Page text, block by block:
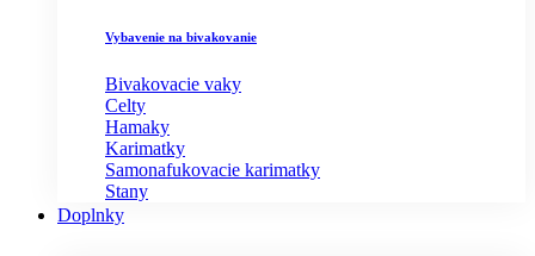
Vybavenie na bivakovanie
Bivakovacie vaky
Celty
Hamaky
Karimatky
Samonafukovacie karimatky
Stany
Doplnky